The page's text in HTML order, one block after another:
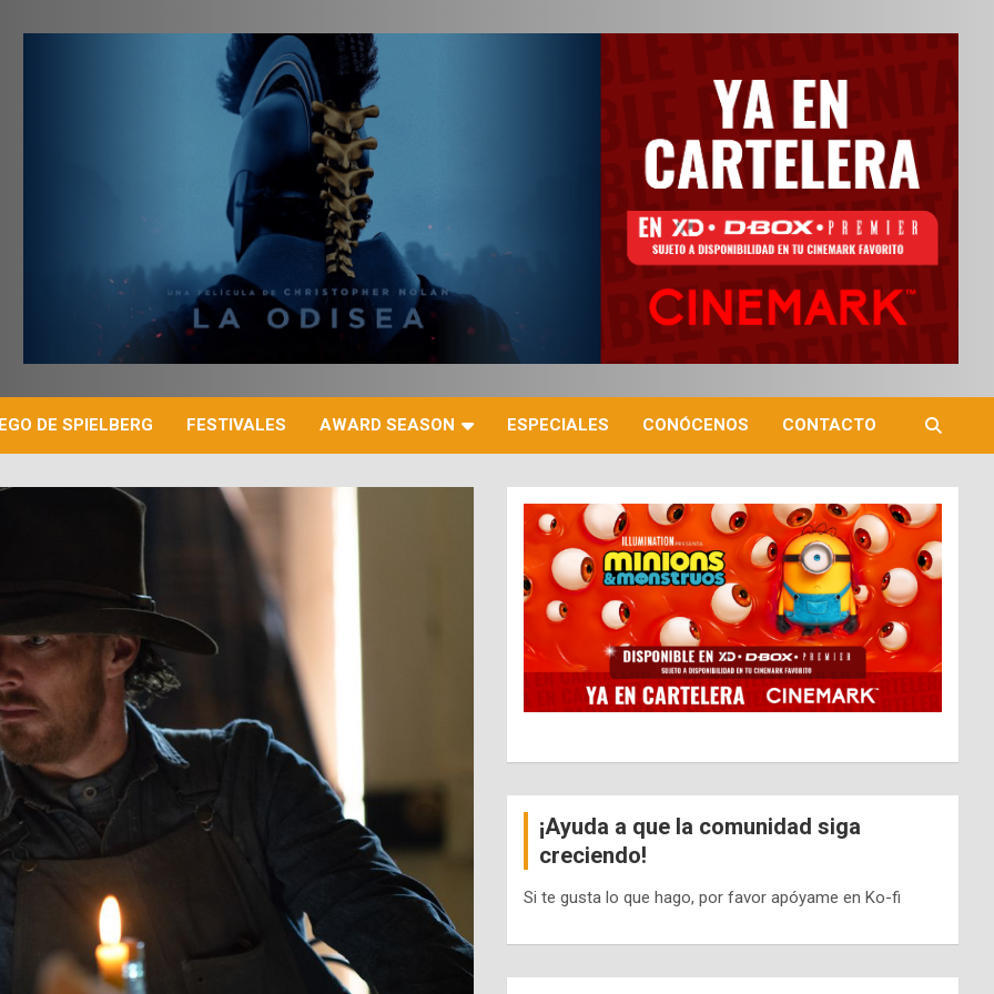
DE SPIELBERG FESTIVALES AWARD SEASON ESPECIALES CONÓCENOS CONTACTO
¡Ayuda a que la comunidad siga
creciendo!
Si te gusta lo que hago, por favor apóyame en Ko-fi